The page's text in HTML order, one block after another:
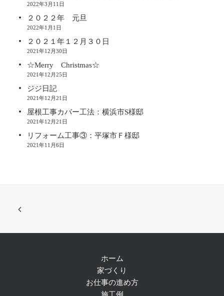
2022年3月11日
２０２２年 元旦
2022年1月1日
２０２１年１２月３０日
2021年12月30日
☆Merry Christmas☆
2021年12月25日
ジジ日記
2021年12月21日
屋根工事カバー工法：横浜市S様邸
2021年12月21日
リフォーム工事③：平塚市Ｆ様邸
2021年11月6日
ホーム
家づくり
お仕事の進め方